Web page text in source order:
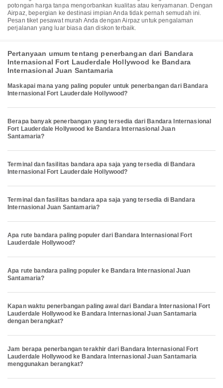
potongan harga tanpa mengorbankan kualitas atau kenyamanan. Dengan
Airpaz, bepergian ke destinasi impian Anda tidak pernah semudah ini.
Pesan tiket pesawat murah Anda dengan Airpaz untuk pengalaman
perjalanan yang luar biasa dan diskon terbaik.
Pertanyaan umum tentang penerbangan dari Bandara
Internasional Fort Lauderdale Hollywood ke Bandara
Internasional Juan Santamaria
Maskapai mana yang paling populer untuk penerbangan dari Bandara
Internasional Fort Lauderdale Hollywood?
Berapa banyak penerbangan yang tersedia dari Bandara Internasional
Fort Lauderdale Hollywood ke Bandara Internasional Juan
Santamaria?
Terminal dan fasilitas bandara apa saja yang tersedia di Bandara
Internasional Fort Lauderdale Hollywood?
Terminal dan fasilitas bandara apa saja yang tersedia di Bandara
Internasional Juan Santamaria?
Apa rute bandara paling populer dari Bandara Internasional Fort
Lauderdale Hollywood?
Apa rute bandara paling populer ke Bandara Internasional Juan
Santamaria?
Kapan waktu penerbangan paling awal dari Bandara Internasional Fort
Lauderdale Hollywood ke Bandara Internasional Juan Santamaria
dengan berangkat?
Jam berapa penerbangan terakhir dari Bandara Internasional Fort
Lauderdale Hollywood ke Bandara Internasional Juan Santamaria
menggunakan berangkat?